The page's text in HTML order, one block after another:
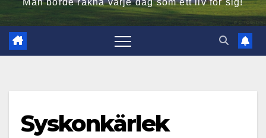
Man borde räkna varje dag som ett liv för sig!
Syskonkärlek